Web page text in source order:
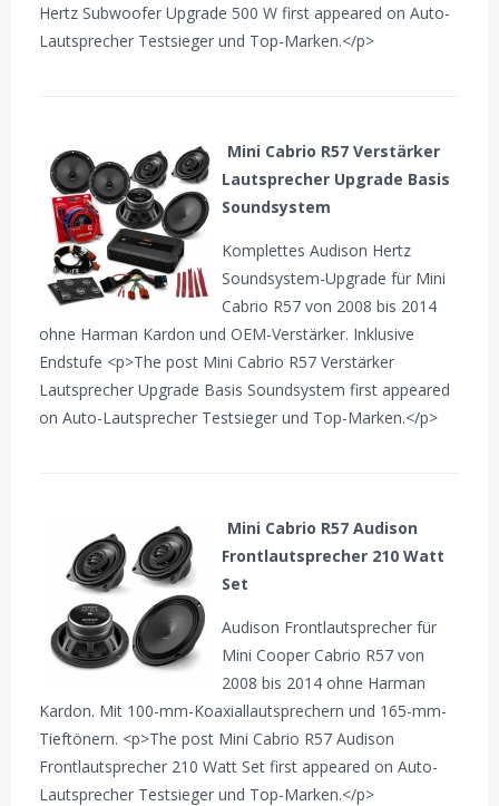
Hertz Subwoofer Upgrade 500 W first appeared on Auto-
Lautsprecher Testsieger und Top-Marken.</p>
Mini Cabrio R57 Verstärker
Lautsprecher Upgrade Basis
Soundsystem
Komplettes Audison Hertz
Soundsystem-Upgrade für Mini
Cabrio R57 von 2008 bis 2014
ohne Harman Kardon und OEM-Verstärker. Inklusive
Endstufe <p>The post Mini Cabrio R57 Verstärker
Lautsprecher Upgrade Basis Soundsystem first appeared
on Auto-Lautsprecher Testsieger und Top-Marken.</p>
Mini Cabrio R57 Audison
Frontlautsprecher 210 Watt
Set
Audison Frontlautsprecher für
Mini Cooper Cabrio R57 von
2008 bis 2014 ohne Harman
Kardon. Mit 100-mm-Koaxiallautsprechern und 165-mm-
Tieftönern. <p>The post Mini Cabrio R57 Audison
Frontlautsprecher 210 Watt Set first appeared on Auto-
Lautsprecher Testsieger und Top-Marken.</p>